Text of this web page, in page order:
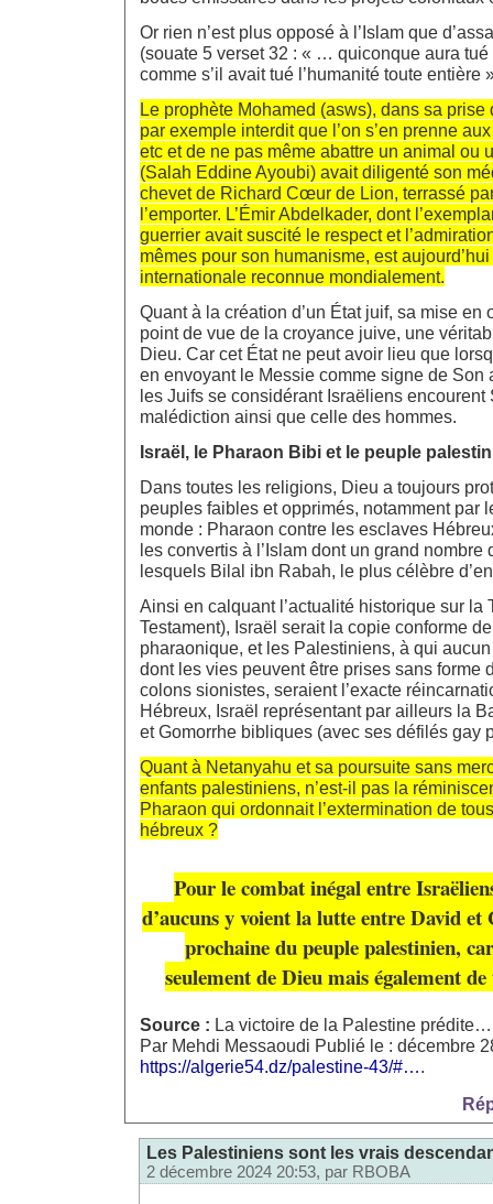
Or rien n’est plus opposé à l’Islam que
(souate 5 verset 32 : « … quiconque aura
comme s’il avait tué l’humanité toute entière
Le prophète Mohamed (asws), dans sa prise
par exemple interdit que l’on s’en prenne
etc et de ne pas même abattre un animal ou
(Salah Eddine Ayoubi) avait diligenté son
chevet de Richard Cœur de Lion, terrassé
l’emporter. L’Émir Abdelkader, dont
guerrier avait suscité le respect et
mêmes pour son humanisme, est
internationale reconnue mondialement.
Quant à la création d’un État juif, sa mise
point de vue de la croyance juive, une
Dieu. Car cet État ne peut avoir lieu que
en envoyant le Messie comme signe de Son
les Juifs se considérant Israëliens encourent
malédiction ainsi que celle des hommes.
Israël, le Pharaon Bibi et le peuple
Dans toutes les religions, Dieu a toujours
peuples faibles et opprimés, notamment par
monde : Pharaon contre les esclaves
les convertis à l’Islam dont un grand nombre
lesquels Bilal ibn Rabah, le plus célèbre
Ainsi en calquant l’actualité historique sur la
Testament), Israël serait la copie conforme
pharaonique, et les Palestiniens, à qui aucun
dont les vies peuvent être prises sans forme
colons sionistes, seraient l’exacte
Hébreux, Israël représentant par ailleurs la
et Gomorrhe bibliques (avec ses défilés gay
Quant à Netanyahu et sa poursuite sans
enfants palestiniens, n’est-il pas la
Pharaon qui ordonnait l’extermination de
hébreux ?
Pour le combat inégal entre
d’aucuns y voient la lutte entre David
prochaine du peuple palestinien,
seulement de Dieu mais également
Source : La victoire de la Palestine
Par Mehdi Messaoudi Publié le : décembre
https://algerie54.dz/palestine-43/#….
Les Palestiniens sont les vrais
2 décembre 2024 20:53, par RBOBA